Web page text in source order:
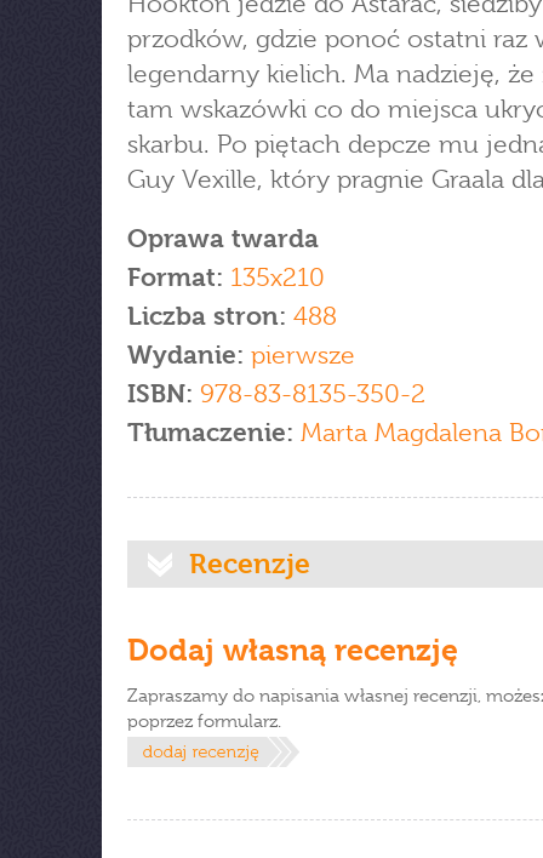
przodków, gdzie ponoć ostatni raz
legendarny kielich. Ma nadzieję, że
tam wskazówki co do miejsca
skarbu. Po piętach depcze mu
Guy Vexille, który pragnie Graala
Oprawa twarda
Format: 135x210
Liczba stron: 488
Wydanie: pierwsze
ISBN: 978-83-8135-350-2
Tłumaczenie: Marta Magdalena
Recenzje
Dodaj własną recenzję
Zapraszamy do napisania własnej recenzji,
poprzez formularz.